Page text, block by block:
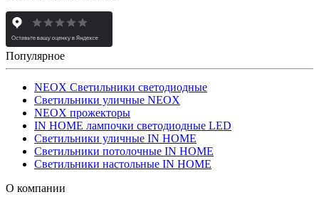
Популярное
NEOX Светильники светодиодные
Светильники уличные NEOX
NEOX прожекторы
IN HOME лампочки светодиодные LED
Светильники уличные IN HOME
Светильники потолочные IN HOME
Светильники настольные IN HOME
О компании